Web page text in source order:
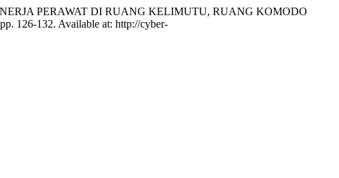
PERAWAT DI RUANG KELIMUTU, RUANG KOMODO
126-132. Available at: http://cyber-